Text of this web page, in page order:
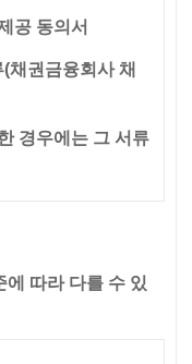
공 동의서
채권금융회사 채
경우에는 그 서류
따라 다를 수 있